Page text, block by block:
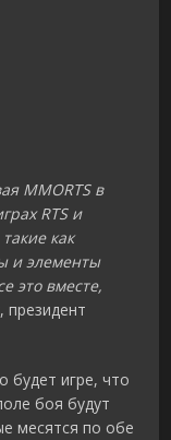
MMORTS в
RTS и
как
и элементы
это вместе,
президент
будет игре, что
боя будут
месятся по обе